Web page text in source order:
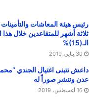
رئيس هيئة المعاشات
ثلاثة أشهر للمتقاعدين خلال هذا
الـ(15)%
30 يناير، 2019
داعش تتبنى اغتيال الجندي
عدن وتنشر صوراً له
16 أغسطس، 2019